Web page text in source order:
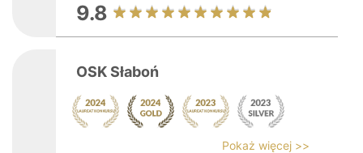
9.8
OSK Słaboń
Pokaż więcej >>